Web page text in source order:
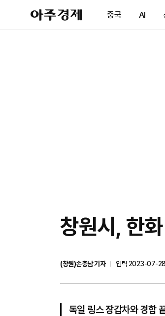
아
주
제
중국 AI
창원시, 한
(창원)손충남 기자
입력 2023-07-
독일 링스 장갑차와 경합